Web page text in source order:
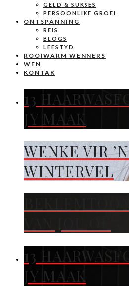
GELD & SUKSES
PERSOONLIKE GROEI
ONTSPANNING
REIS
BLOGS
LEESTYD
ROOIWARM WENNERS
WEN
KONTAK
13
JY MAAK
WENKE VIR
WINTERVEL
13
JY MAAK